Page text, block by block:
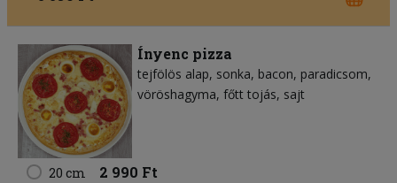
Ínyenc pizza
tejfölös alap sonka bacon paradicsom
vöröshagyma főtt tojás sajt
20 cm 2 990 Ft